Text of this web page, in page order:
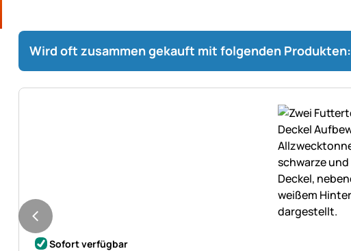
Wird oft zusammen gekauft mit folgenden Produkten:
Noch keine Bewertungen abgegeben
Sofort verfügbar